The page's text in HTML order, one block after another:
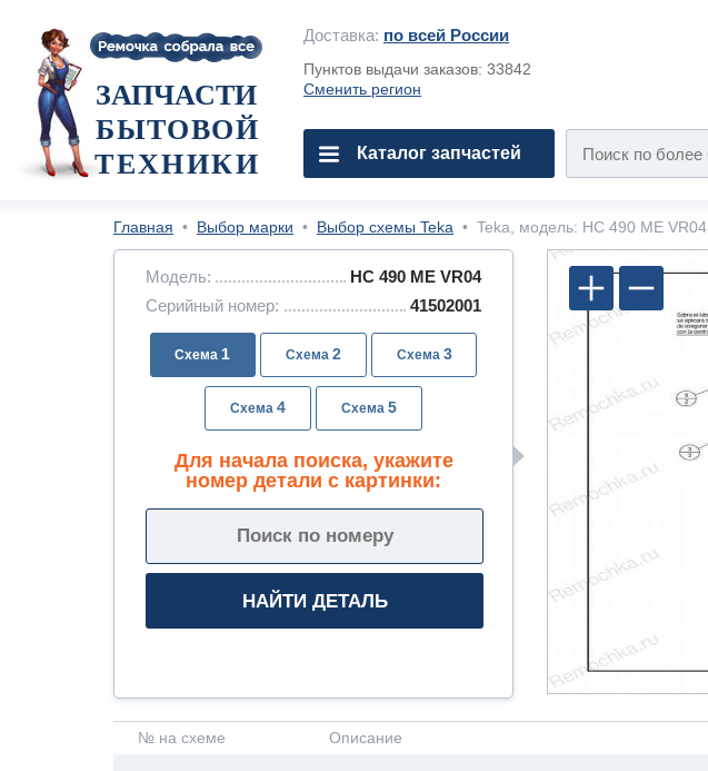
Доставка: по всей России
Пунктов выдачи заказов: 33842
Сменить регион
ЗАПЧАСТИ
БЫТОВОЙ
ТЕХНИКИ
Каталог запчастей
Главная • Выбор марки • Выбор схемы Teka • Teka, модель: HC 490 ME VR04
Модель:
HC 490 ME VR04
Серийный номер:
41502001
1 2 3
4 5
Для начала поиска, укажите
номер детали с картинки:
№ на схеме Описание